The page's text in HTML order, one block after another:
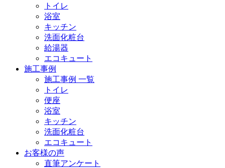
トイレ
浴室
キッチン
洗面化粧台
給湯器
エコキュート
施工事例
施工事例 一覧
トイレ
便座
浴室
キッチン
洗面化粧台
エコキュート
お客様の声
直筆アンケート